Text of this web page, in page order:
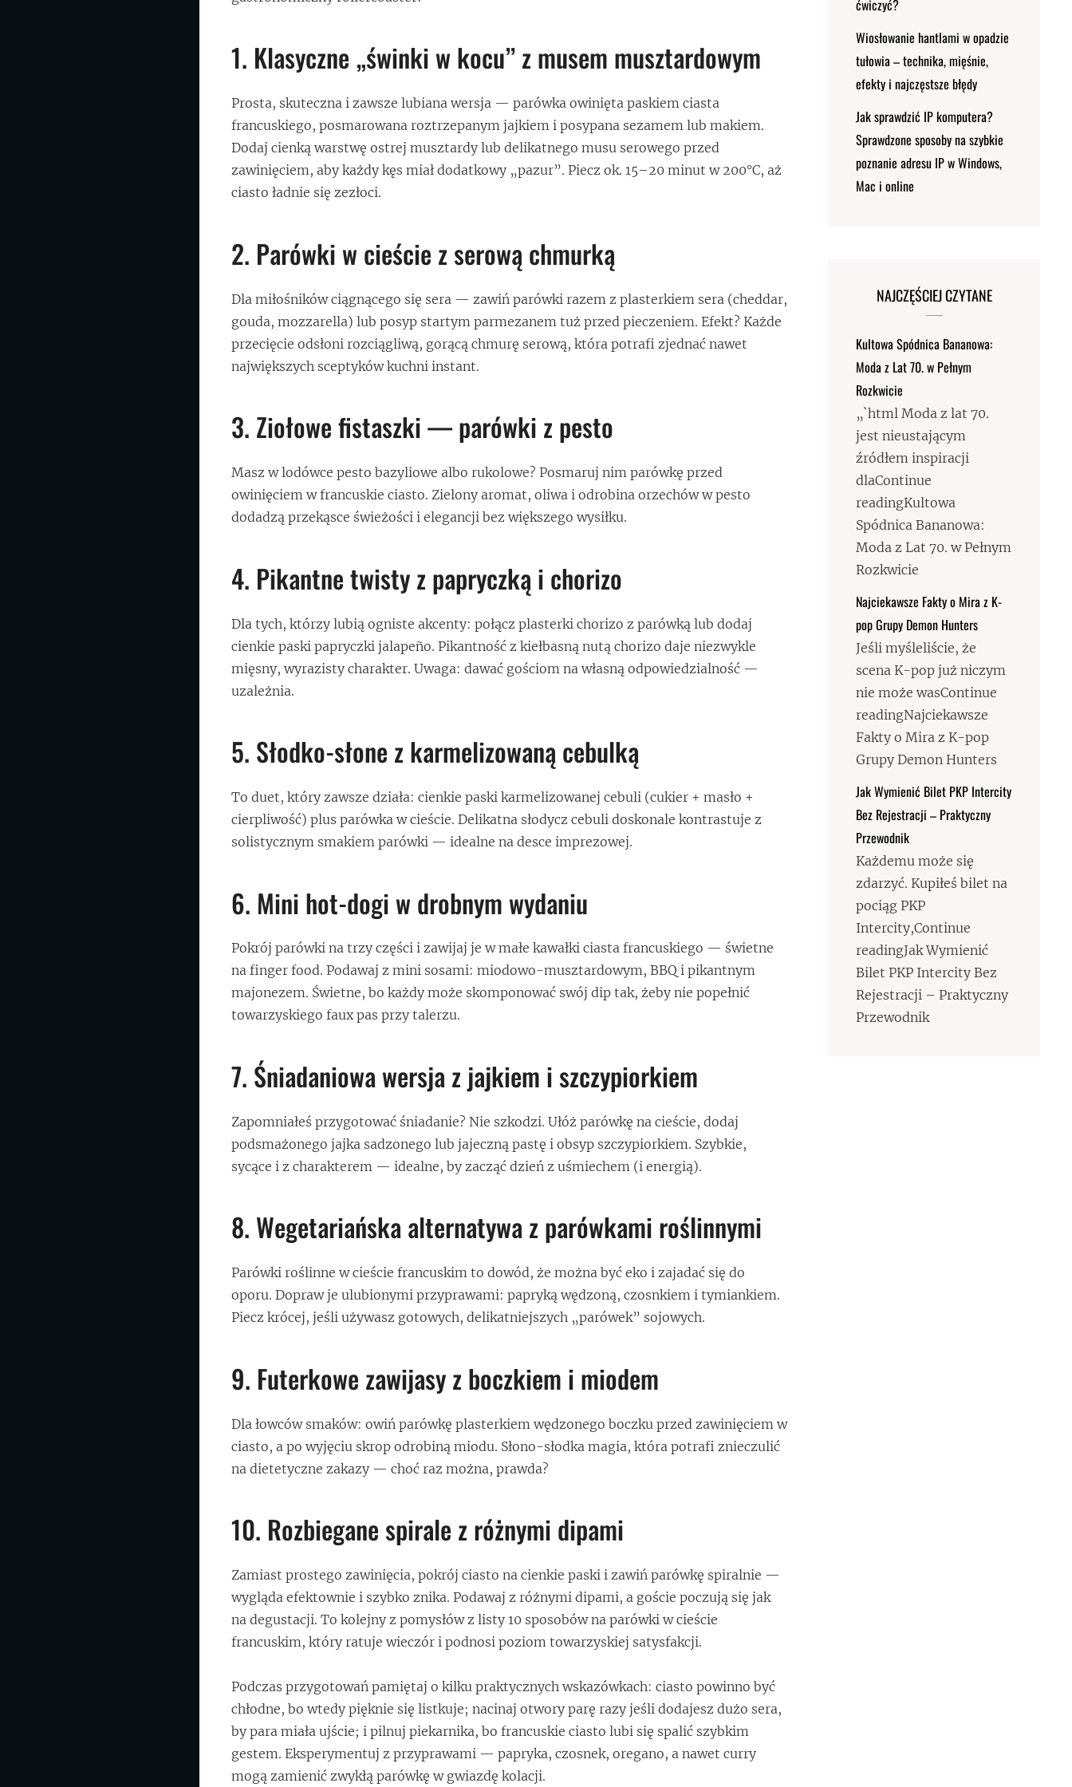
1. Klasyczne „świnki w kocu” z musem musztardowym
Prosta, skuteczna i zawsze lubiana wersja — parówka owinięta paskiem ciasta
francuskiego, posmarowana roztrzepanym jajkiem i posypana sezamem lub makiem.
Dodaj cienką warstwę ostrej musztardy lub delikatnego musu serowego przed
zawinięciem, aby każdy kęs miał dodatkowy „pazur”. Piecz ok. 15–20 minut w 200°C, aż
ciasto ładnie się zezłoci.
2. Parówki w cieście z serową chmurką
Dla miłośników ciągnącego się sera — zawiń parówki razem z plasterkiem sera (cheddar,
gouda, mozzarella) lub posyp startym parmezanem tuż przed pieczeniem. Efekt? Każde
przecięcie odsłoni rozciągliwą, gorącą chmurę serową, która potrafi zjednać nawet
największych sceptyków kuchni instant.
3. Ziołowe fistaszki — parówki z pesto
Masz w lodówce pesto bazyliowe albo rukolowe? Posmaruj nim parówkę przed
owinięciem w francuskie ciasto. Zielony aromat, oliwa i odrobina orzechów w pesto
dodadzą przekąsce świeżości i elegancji bez większego wysiłku.
4. Pikantne twisty z papryczką i chorizo
Dla tych, którzy lubią ogniste akcenty: połącz plasterki chorizo z parówką lub dodaj
cienkie paski papryczki jalapeño. Pikantność z kiełbasną nutą chorizo daje niezwykle
mięsny, wyrazisty charakter. Uwaga: dawać gościom na własną odpowiedzialność —
uzależnia.
5. Słodko-słone z karmelizowaną cebulką
To duet, który zawsze działa: cienkie paski karmelizowanej cebuli (cukier + masło +
cierpliwość) plus parówka w cieście. Delikatna słodycz cebuli doskonale kontrastuje z
solistycznym smakiem parówki — idealne na desce imprezowej.
6. Mini hot-dogi w drobnym wydaniu
Pokrój parówki na trzy części i zawijaj je w małe kawałki ciasta francuskiego — świetne
na finger food. Podawaj z mini sosami: miodowo-musztardowym, BBQ i pikantnym
majonezem. Świetne, bo każdy może skomponować swój dip tak, żeby nie popełnić
towarzyskiego faux pas przy talerzu.
7. Śniadaniowa wersja z jajkiem i szczypiorkiem
Zapomniałeś przygotować śniadanie? Nie szkodzi. Ułóż parówkę na cieście, dodaj
podsmażonego jajka sadzonego lub jajeczną pastę i obsyp szczypiorkiem. Szybkie,
sycące i z charakterem — idealne, by zacząć dzień z uśmiechem (i energią).
8. Wegetariańska alternatywa z parówkami roślinnymi
Parówki roślinne w cieście francuskim to dowód, że można być eko i zajadać się do
oporu. Dopraw je ulubionymi przyprawami: papryką wędzoną, czosnkiem i tymiankiem.
Piecz krócej, jeśli używasz gotowych, delikatniejszych „parówek” sojowych.
9. Futerkowe zawijasy z boczkiem i miodem
Dla łowców smaków: owiń parówkę plasterkiem wędzonego boczku przed zawinięciem w
ciasto, a po wyjęciu skrop odrobiną miodu. Słono-słodka magia, która potrafi znieczulić
na dietetyczne zakazy — choć raz można, prawda?
10. Rozbiegane spirale z różnymi dipami
Zamiast prostego zawinięcia, pokrój ciasto na cienkie paski i zawiń parówkę spiralnie —
wygląda efektownie i szybko znika. Podawaj z różnymi dipami, a goście poczują się jak
na degustacji. To kolejny z pomysłów z listy 10 sposobów na parówki w cieście
francuskim, który ratuje wieczór i podnosi poziom towarzyskiej satysfakcji.
Podczas przygotowań pamiętaj o kilku praktycznych wskazówkach: ciasto powinno być
chłodne, bo wtedy pięknie się listkuje; nacinaj otwory parę razy jeśli dodajesz dużo sera,
by para miała ujście; i pilnuj piekarnika, bo francuskie ciasto lubi się spalić szybkim
gestem. Eksperymentuj z przyprawami — papryka, czosnek, oregano, a nawet curry
mogą zamienić zwykłą parówkę w gwiazdę kolacji.
ćwiczyć?
Wiosłowanie hantlami w opadzie
tułowia – technika, mięśnie,
efekty i najczęstsze błędy
Jak sprawdzić IP komputera?
Sprawdzone sposoby na szybkie
poznanie adresu IP w Windows,
Mac i online
NAJCZĘŚCIEJ CZYTANE
Kultowa Spódnica Bananowa:
Moda z Lat 70. w Pełnym
Rozkwicie
„`html Moda z lat 70.
jest nieustającym
źródłem inspiracji
dlaContinue
readingKultowa
Spódnica Bananowa:
Moda z Lat 70. w Pełnym
Rozkwicie
Najciekawsze Fakty o Mira z K-
pop Grupy Demon Hunters
Jeśli myśleliście, że
scena K-pop już niczym
nie może wasContinue
readingNajciekawsze
Fakty o Mira z K-pop
Grupy Demon Hunters
Jak Wymienić Bilet PKP Intercity
Bez Rejestracji – Praktyczny
Przewodnik
Każdemu może się
zdarzyć. Kupiłeś bilet na
pociąg PKP
Intercity,Continue
readingJak Wymienić
Bilet PKP Intercity Bez
Rejestracji – Praktyczny
Przewodnik